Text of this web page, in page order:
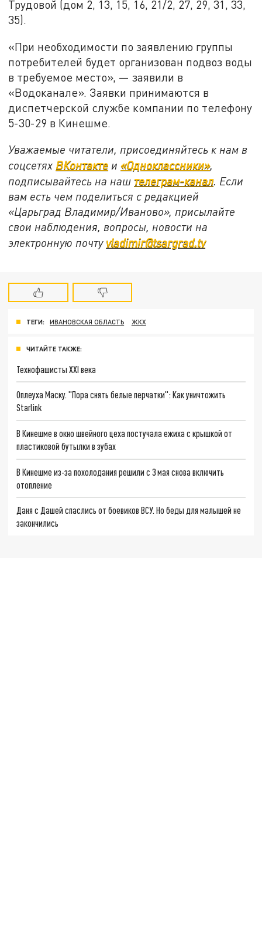
Трудовой (дом 2, 13, 15, 16, 21/2, 27, 29, 31, 33,
35).
«При необходимости по заявлению группы
потребителей будет организован подвоз воды
в требуемое место», — заявили в
«Водоканале». Заявки принимаются в
диспетчерской службе компании по телефону
5-30-29 в Кинешме.
Уважаемые читатели, присоединяйтесь к нам в
соцсетях ВКонтакте и«Одноклассники»,
подписывайтесь на наш телеграм-канал. Если
вам есть чем поделиться с редакцией
«Царьград Владимир/Иваново», присылайте
свои наблюдения, вопросы, новости на
электронную почту vladimir@tsargrad.tv
ТЕГИ: ИВАНОВСКАЯ ОБЛАСТЬ ЖКХ
ЧИТАЙТЕ ТАКЖЕ:
Технофашисты XXI века
Оплеуха Маску. "Пора снять белые перчатки": Как уничтожить
Starlink
В Кинешме в окно швейного цеха постучала ежиха с крышкой от
пластиковой бутылки в зубах
В Кинешме из-за похолодания решили с 3 мая снова включить
отопление
Даня с Дашей спаслись от боевиков ВСУ. Но беды для малышей не
закончились